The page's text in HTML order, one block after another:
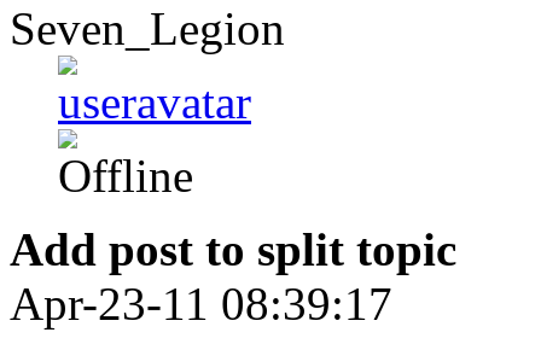
Seven_Legion
Add post to split topic
Apr-23-11 08:39:17